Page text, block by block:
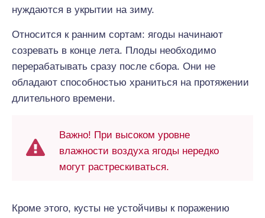
нуждаются в укрытии на зиму.
Относится к ранним сортам: ягоды начинают
созревать в конце лета. Плоды необходимо
перерабатывать сразу после сбора. Они не
обладают способностью храниться на протяжении
длительного времени.
Важно! При высоком уровне
влажности воздуха ягоды нередко
могут растрескиваться.
Кроме этого, кусты не устойчивы к поражению